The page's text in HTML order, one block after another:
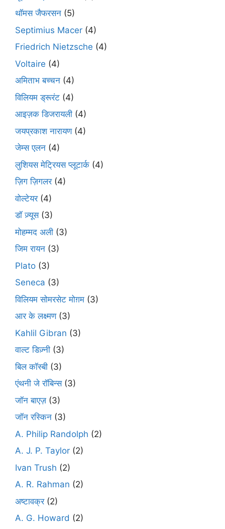
थॉमस जैफरसन (5)
Septimius Macer (4)
Friedrich Nietzsche (4)
Voltaire (4)
अमिताभ बच्चन (4)
विलियम ड्रूरंट (4)
आइज़क डिजरायली (4)
जयप्रकाश नारायण(4)
जेम्स एलन (4)
लुशियस मेट्रियस प्लूटार्क (4)
ज़िग ज़िगलर(4)
वोल्टेयर(4)
डॉ ज़्यूस(3)
मोहम्मद अली (3)
जिम रायन (3)
Plato (3)
Seneca (3)
विलियम सोमरसेट मोग़म (3)
आर के लक्ष्मण(3)
Kahlil Gibran (3)
वाल्ट डिज़्नी (3)
बिल कॉस्बी (3)
एंथनी जे रॉबिन्स(3)
जॉन बाएज़ (3)
जॉन रस्किन (3)
A. Philip Randolph (2)
A. J. P. Taylor (2)
Ivan Trush (2)
A. R. Rahman (2)
अष्टावक्र(2)
A. G. Howard (2)